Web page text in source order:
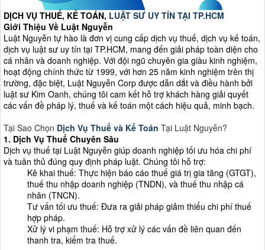
DỊCH VỤ THUẾ, KẾ TOÁN, LUẬT SƯ UY TÍN TẠI TP.HCM
Giới Thiệu Về Luật Nguyễn
Luật Nguyễn tự hào là đơn vị cung cấp dịch vụ thuế, dịch vụ kế toán,
dịch vụ luật sư uy tín tại TP.HCM, mang đến giải pháp toàn diện cho
cá nhân và doanh nghiệp. Với đội ngũ chuyên gia giàu kinh nghiệm,
hoạt động chính thức từ 1999, với hơn 25 năm kinh nghiệm trên thị
trường, đặc biệt, Luật Nguyễn Corp được dẫn dắt và điều hành bởi
luật sư Kim Oanh, chúng tôi cam kết hỗ trợ khách hàng giải quyết
các vấn đề pháp lý, thuế và kế toán một cách hiệu quả, minh bạch.
Tại Sao Chọn Dịch Vụ Thuế và Kế Toán Tại Luật Nguyễn?
1. Dịch Vụ Thuế Chuyên Sâu
Dịch vụ thuế tại Luật Nguyễn giúp doanh nghiệp tối ưu hóa chi phí
và tuân thủ đúng quy định pháp luật. Chúng tôi hỗ trợ:
Kê khai thuế: Thực hiện báo cáo thuế giá trị gia tăng (GTGT),
thuế thu nhập doanh nghiệp (TNDN), và thuế thu nhập cá
nhân (TNCN).
Tư vấn tối ưu thuế: Đưa ra giải pháp giảm thiểu chi phí thuế
hợp pháp.
Xử lý vi phạm thuế: Hỗ trợ xử lý các vấn đề liên quan đến
thanh tra, kiểm tra thuế.